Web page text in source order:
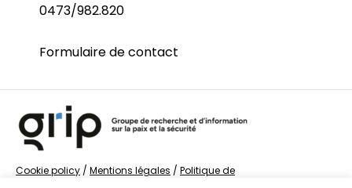
0473/982.820
Formulaire de contact
Cookie policy / Mentions légales / Politique de